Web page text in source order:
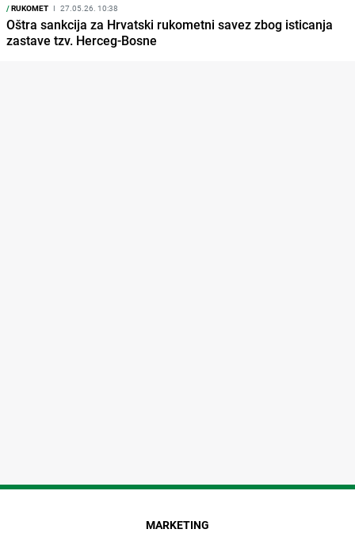
/RUKOMET I 27.05.26. 10:38
Oštra sankcija za Hrvatski rukometni savez zbog isticanja
zastave tzv. Herceg-Bosne
MARKETING